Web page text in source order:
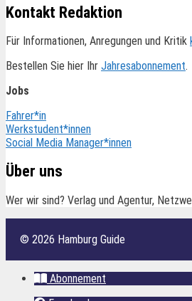
Kontakt Redaktion
Für Informationen, Anregungen und Kritik
Bestellen Sie hier Ihr Jahresabonnement.
Jobs
Fahrer*in
Werkstudent*innen
Social Media Manager*innen
Über uns
Wer wir sind? Verlag und Agentur,
© 2026 Hamburg Guide
Abonnement